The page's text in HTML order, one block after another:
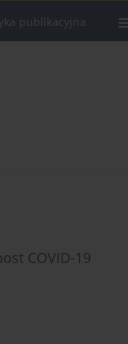
publikacyjna
COVID-19